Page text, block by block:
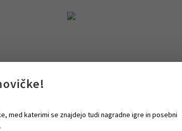
med katerimi se znajdejo tudi nagradne igre in posebni